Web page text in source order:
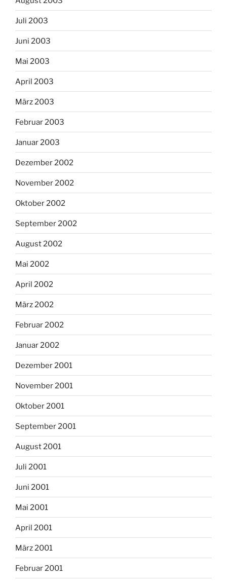
Juli 2003
Juni 2003
Mai 2003
April 2003
März 2003
Februar 2003
Januar 2003
Dezember 2002
November 2002
Oktober 2002
September 2002
August 2002
Mai 2002
April 2002
März 2002
Februar 2002
Januar 2002
Dezember 2001
November 2001
Oktober 2001
September 2001
August 2001
Juli 2001
Juni 2001
Mai 2001
April 2001
März 2001
Februar 2001